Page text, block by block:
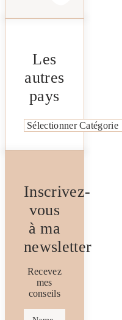
Les
autres
pays
Catégories
Inscrivez-
vous
à ma
newsletter
Recevez
mes
conseils